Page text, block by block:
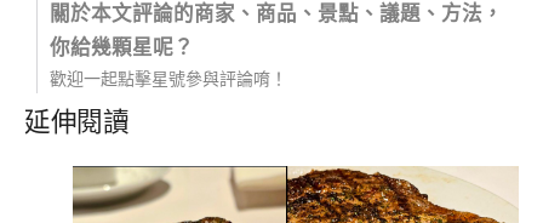
關於本文評論的商家、商品、景點、議題、方法，
你給幾顆星呢？
歡迎一起點擊星號參與評論唷！
延伸閱讀